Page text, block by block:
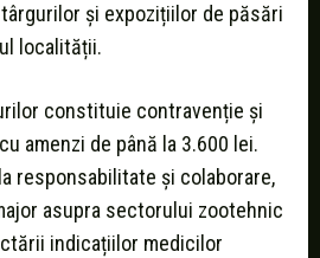
și expozițiilor de păsări
localității.
constituie contravenție și
amenzi de până la 3.600 lei.
responsabilitate și colaborare,
asupra sectorului zootehnic
indicațiilor medicilor